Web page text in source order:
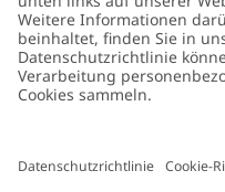
Barrierefreiheit
Datenschutzrichtlinie
Cookie-Richtlinie
Nachhaltigkeit
Impressum
Presse
Cookies